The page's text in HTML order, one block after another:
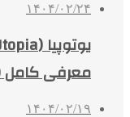
۱۴۰۴/۰۲/۲۴
معرفی کامل UUSD + آموزش خرید از مهران بیت
۱۴۰۴/۰۲/۱۹